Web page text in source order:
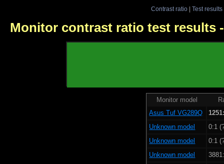
Contrast ratio| Test results
Monitor contrast ratio test results
Monitor model
Asus Tuf VG289Q
Unknown model
0:1
Unknown model
0:1
Unknown model